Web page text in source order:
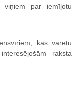
par iemīļotu
kas varētu
raksta